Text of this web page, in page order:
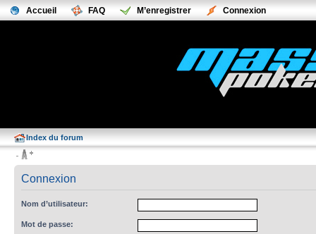
Accueil FAQ M’enregistrer Connexion
Index du forum
Connexion
Nom d’utilisateur:
Mot de passe: